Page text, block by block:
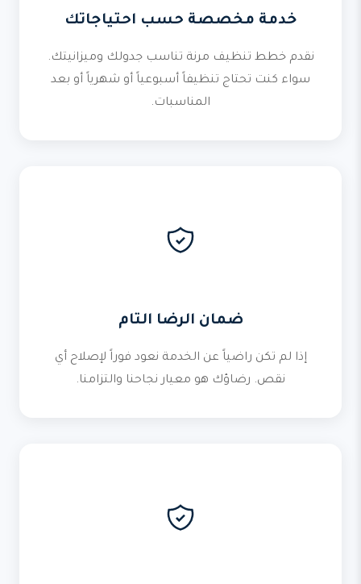
خدمة مخصصة حسب احتياجاتك
نقدم خطط تنظيف مرنة تناسب جدولك وميزانيتك.
سواء كنت تحتاج تنظيفاً أسبوعياً أو شهرياً أو بعد
المناسبات.
ضمان الرضا التام
إذا لم تكن راضياً عن الخدمة نعود فوراً لإصلاح أي
نقص. رضاؤك هو معيار نجاحنا والتزامنا.